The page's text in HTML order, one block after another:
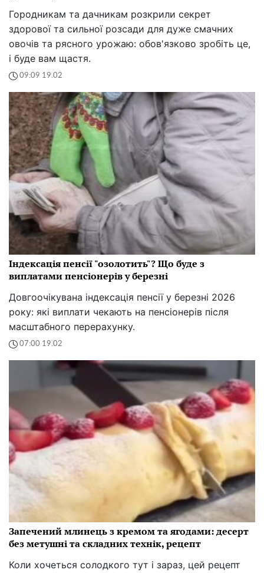
Городникам та дачникам розкрили секрет
здорової та сильної розсади для дуже смачних
овочів та рясного урожаю: обов'язково зробіть це,
і буде вам щастя.
09:09 19.02
Індексація пенсії "озолотить"? Що буде з
виплатами пенсіонерів у березні
Довгоочікувана індексація пенсії у березні 2026
року: які виплати чекають на пенсіонерів після
масштабного перерахунку.
07:00 19.02
Запечений млинець з кремом та ягодами: десерт
без метушні та складних технік, рецепт
Коли хочеться солодкого тут і зараз, цей рецепт